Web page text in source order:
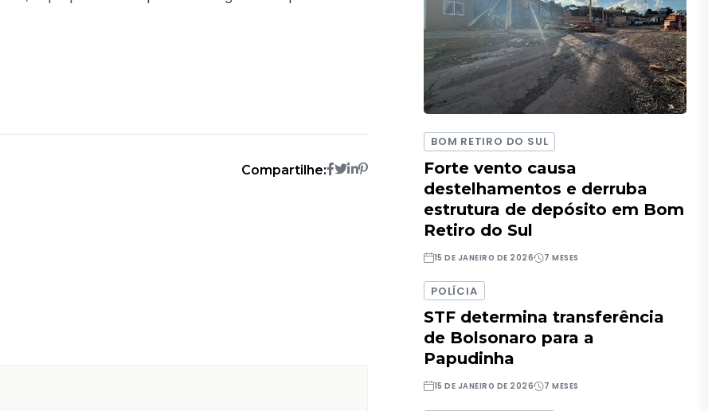
Compartilhe:
BOM RETIRO DO SUL
Forte vento causa
destelhamentos e derruba
estrutura de depósito em Bom
Retiro do Sul
15 DE JANEIRO DE 2026 7 MESES
POLÍCIA
STF determina transferência
de Bolsonaro para a
Papudinha
15 DE JANEIRO DE 2026 7 MESES